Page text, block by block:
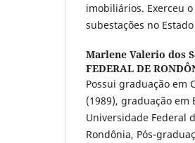
imobiliários. Exerceu
subestações no
Marlene Valerio dos
FEDERAL DE
Possui graduação em
(1989), graduação em
Universidade Federal
Rondônia, Pós-